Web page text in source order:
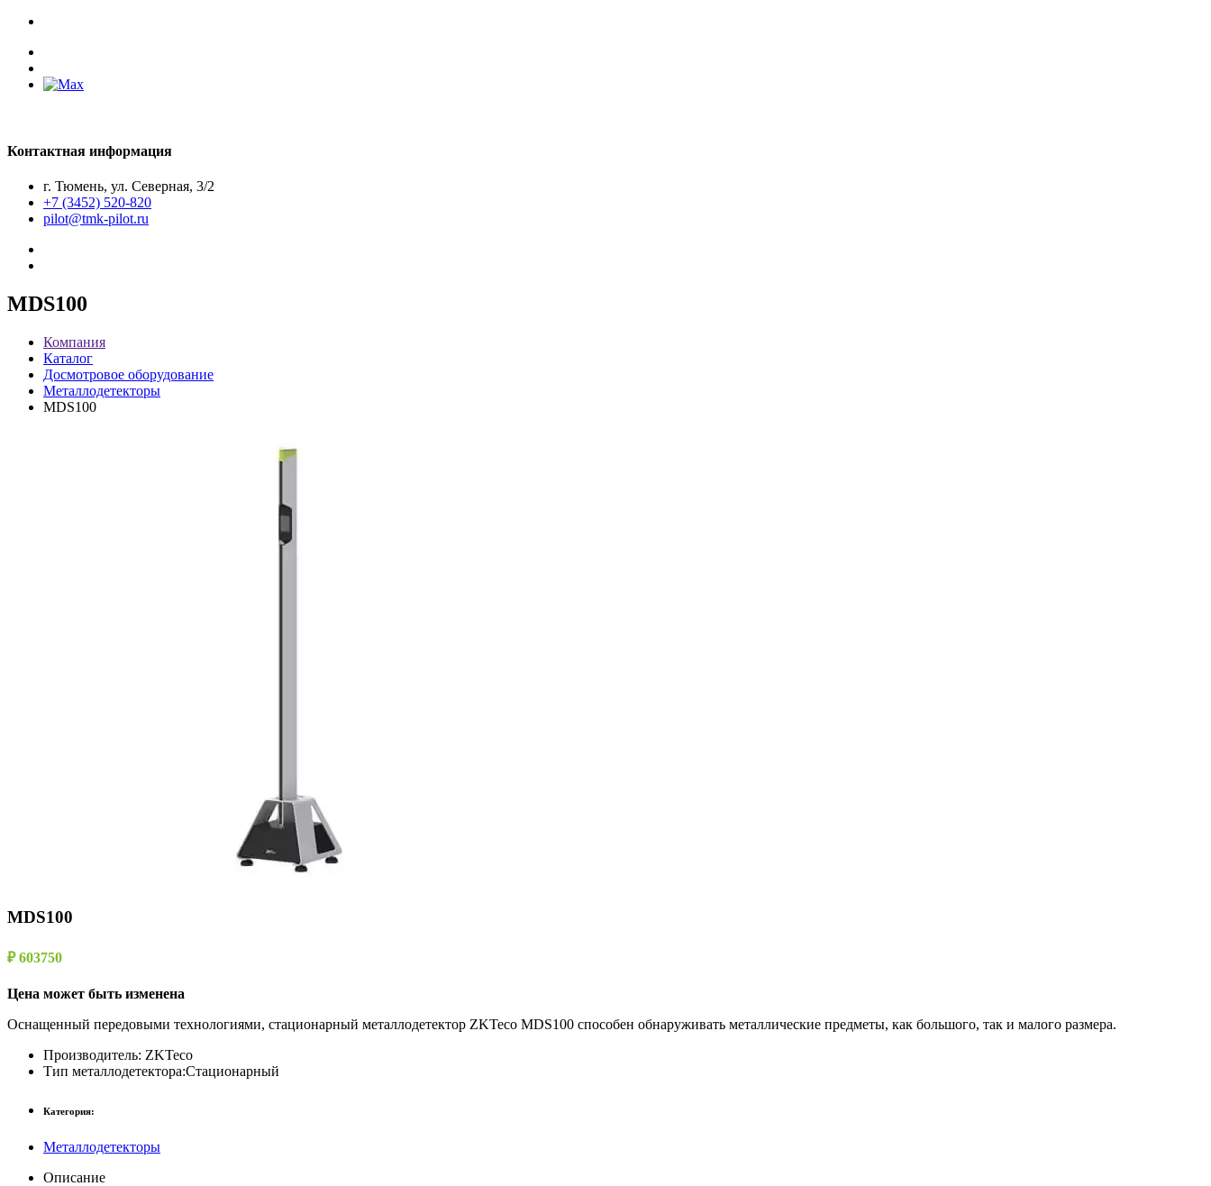
Контактная информация
г. Тюмень, ул. Северная, 3/2
+7 (3452) 520-820
pilot@tmk-pilot.ru
MDS100
Компания
Каталог
Досмотровое оборудование
Металлодетекторы
MDS100
MDS100
₽ 603750
Цена может быть изменена
Оснащенный передовыми технологиями, стационарный металлодетектор ZKTeco MDS100 способен обнаруживать металлические предметы, как большого, так и малого размера.
Производитель: ZKTeco
Тип металлодетектора:Стационарный
Категория:
Металлодетекторы
Описание